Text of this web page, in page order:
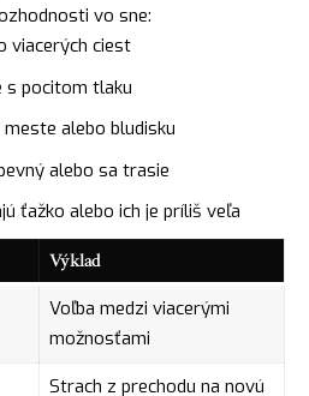
vo sne:
viacerých ciest
s pocitom tlaku
alebo bludisku
alebo sa trasie
ťažko alebo ich je príliš veľa
Výklad
Voľba medzi viacerými
možnosťami
Strach z prechodu na novú